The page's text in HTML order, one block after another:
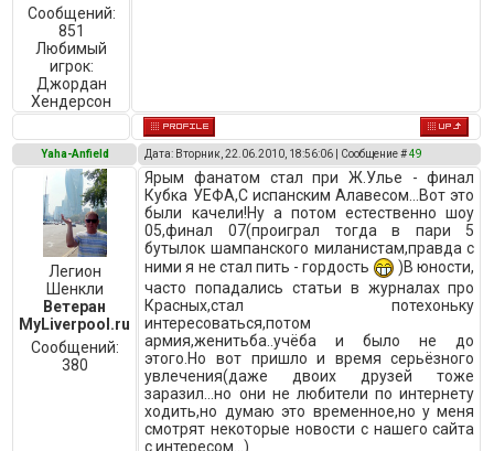
Сообщений:
851
Любимый
игрок:
Джордан
Хендерсон
Yaha-Anfield Дата: Вторник, 22.06.2010, 18:56:06 | Сообщение #49
Легион
Шенкли
Ветеран
MyLiverpool.ru
Сообщений:
380
Ярым фанатом стал при Ж.Улье - финал
Кубка УЕФА,С испанским Алавесом...Вот это
были качели!Ну а потом естественно шоу
05,финал 07(проиграл тогда в пари 5
бутылок шампанского миланистам,правда с
ними я не стал пить - гордость
)В юности,
часто попадались статьи в журналах про
Красных,стал потехоньку
интересоваться,потом
армия,женитьба..учёба и было не до
этого.Но вот пришло и время серьёзного
увлечения(даже двоих друзей тоже
заразил...но они не любители по интернету
ходить,но думаю это временное,но у меня
смотрят некоторые новости с нашего сайта
с интересом...)